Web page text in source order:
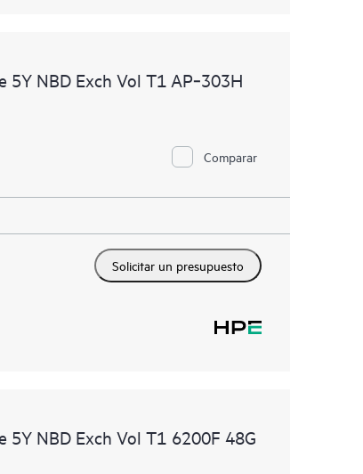
NBD Exch Vol T1 AP‑303H
Comparar
Solicitar un presupuesto
NBD Exch Vol T1 6200F 48G